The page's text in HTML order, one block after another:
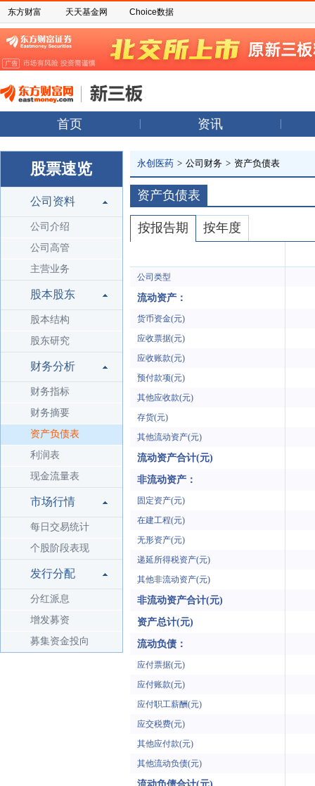
东方财富 天天基金网 Choice数据
首页 资讯
股票速览
公司资料
公司介绍
公司高管
主营业务
股本股东
股本结构
股东研究
财务分析
财务指标
财务摘要
资产负债表
利润表
现金流量表
市场行情
每日交易统计
个股阶段表现
发行分配
分红派息
增发募资
募集资金投向
永创医药 > 公司财务 > 资产负债表
资产负债表
按报告期 按年度
公司类型
流动资产：
货币资金(元)
应收票据(元)
应收账款(元)
预付款项(元)
其他应收款(元)
存货(元)
其他流动资产(元)
流动资产合计(元)
非流动资产：
固定资产(元)
在建工程(元)
无形资产(元)
递延所得税资产(元)
其他非流动资产(元)
非流动资产合计(元)
资产总计(元)
流动负债：
应付票据(元)
应付账款(元)
应付职工薪酬(元)
应交税费(元)
其他应付款(元)
其他流动负债(元)